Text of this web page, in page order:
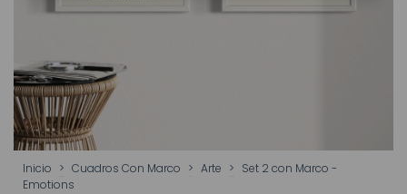
Inicio > Cuadros Con Marco > Arte > Set 2 con Marco -
Emotions